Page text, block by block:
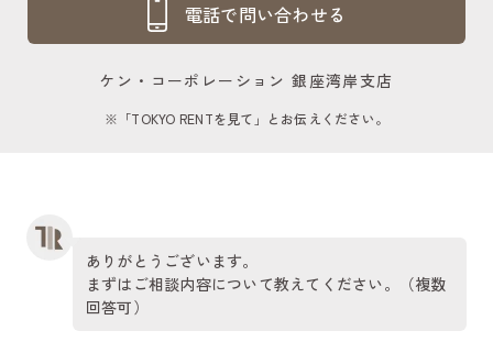
電話で問い合わせる
ケン・コーポレーション 銀座湾岸支店
※「TOKYO RENTを見て」とお伝えください。
ありがとうございます。
まずはご相談内容について教えてください。（複数
回答可）